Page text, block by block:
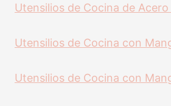
Utensilios de Cocina de
Utensilios de Cocina con
Utensilios de Cocina con